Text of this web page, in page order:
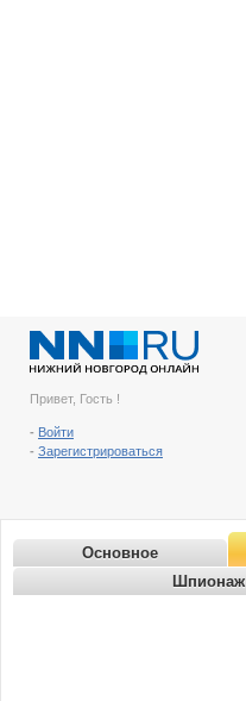
Привет, Гость !
- Войти
- Зарегистрироваться
Основное
Шпионаж